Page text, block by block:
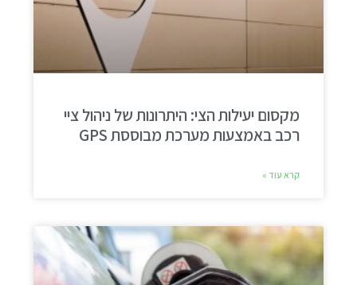
מקסום יעילות הצי: היתרונות של ניהול ציי
רכב באמצעות מערכת מבוססת GPS
קרא עוד »